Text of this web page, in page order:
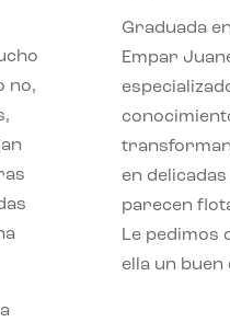
no,
Graduada
Empar
en
parecen
Le pedimos
ella un buen